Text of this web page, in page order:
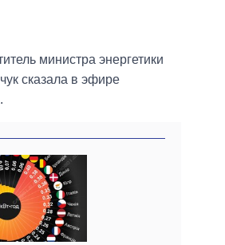
министра энергетики
сказала в эфире